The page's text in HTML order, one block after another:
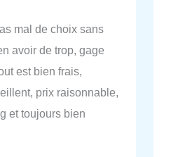
mal de choix sans
avoir de trop, gage
est bien frais,
prix raisonnable,
et toujours bien